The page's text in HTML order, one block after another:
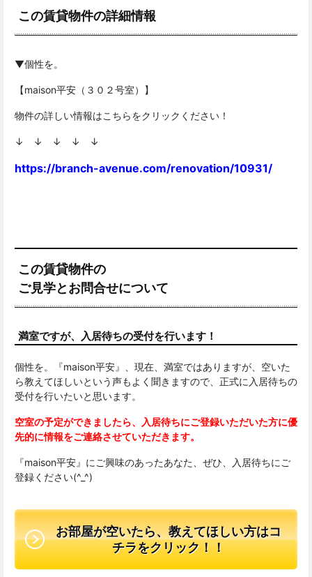
この賃貸物件の詳細情報
▼個性を。
【maison平安（３０２号室）】
物件の詳しい情報はこちらをクリックください！
↓ ↓ ↓ ↓ ↓
https://branch-avenue.com/renovation/10931/
この賃貸物件の
ご見学とお問合せについて
満室ですが、入居待ちの受付を行います！
個性を。『maison平安』、現在、満室ではありますが、空いた
ら教えてほしいという声もよく聞きますので、正式に入居待ちの
受付を行いたいと思います。
空室の予定ができましたら、入居待ちにご登録いただいた方に優
先的に情報をご連絡させていただきます。
『maison平安』にご興味のあったあなた、ぜひ、入居待ちにご
登録ください(^_^)
お部屋が空いたら、教えてほしい方はコ
チラをクリック！！